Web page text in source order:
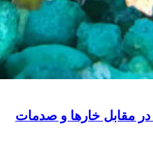
مقابل خارها و صدمات